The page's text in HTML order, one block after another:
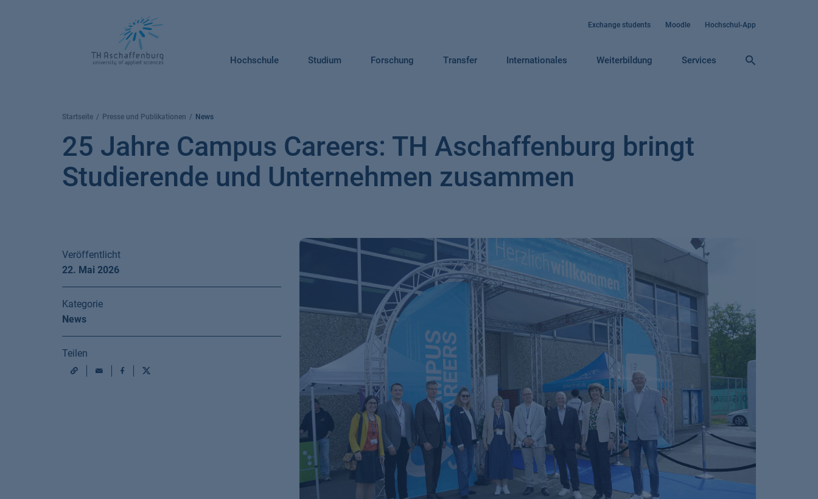
Exchange students Moodle Hochschul-App
Hochschule Studium Forschung Transfer Internationales Weiterbildung Services
Startseite Presse und Publikationen News
25 Jahre Campus Careers: TH Aschaffenburg bringt
Studierende und Unternehmen zusammen
Veröffentlicht
22. Mai 2026
Kategorie
News
Teilen
URL
Mail Facebook
X